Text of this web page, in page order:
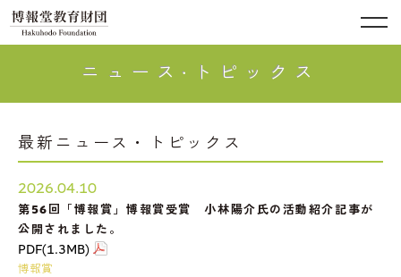
ニュース·トピックス
最新ニュース・トピックス
2026.04.10
第56回「博報賞」博報賞受賞 小林陽介氏の活動紹介記事が
公開されました。
PDF(1.3MB)
博報賞